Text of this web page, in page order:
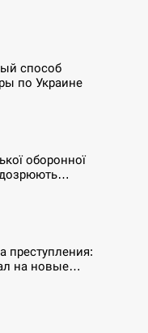
способ
по Украине
оборонної
преступления:
на новые…